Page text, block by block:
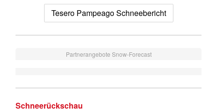
Tesero Pampeago Schneebericht
Partnerangebote Snow-Forecast
Schneerückschau